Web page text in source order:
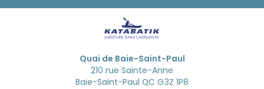
Quai de Baie-Saint-Paul
210 rue Sainte-Anne
Baie-Saint-Paul QC G3Z 1P8